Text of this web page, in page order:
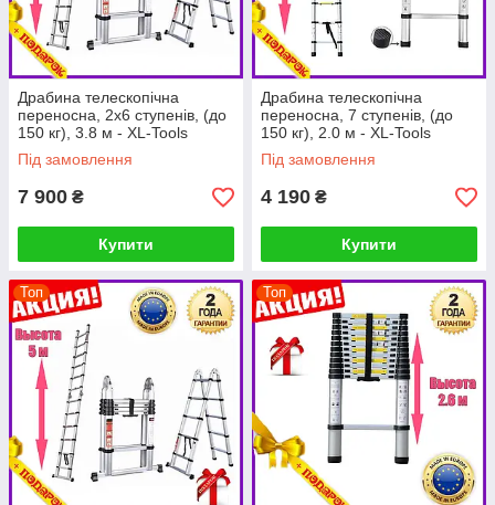
Драбина телескопічна
переносна, 2x6 ступенів, (до
150 кг), 3.8 м - XL-Tools
Під замовлення
7 900 ₴
Купити
Драбина телескопічна
переносна, 7 ступенів, (до
150 кг), 2.0 м - XL-Tools
Під замовлення
4 190 ₴
Купити
Топ Топ